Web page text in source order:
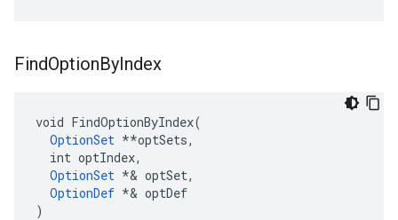
FindOptionByIndex
void FindOptionByIndex(
OptionSet **optSets,
  int optIndex,
OptionSet *& optSet,
OptionDef *& optDef
)